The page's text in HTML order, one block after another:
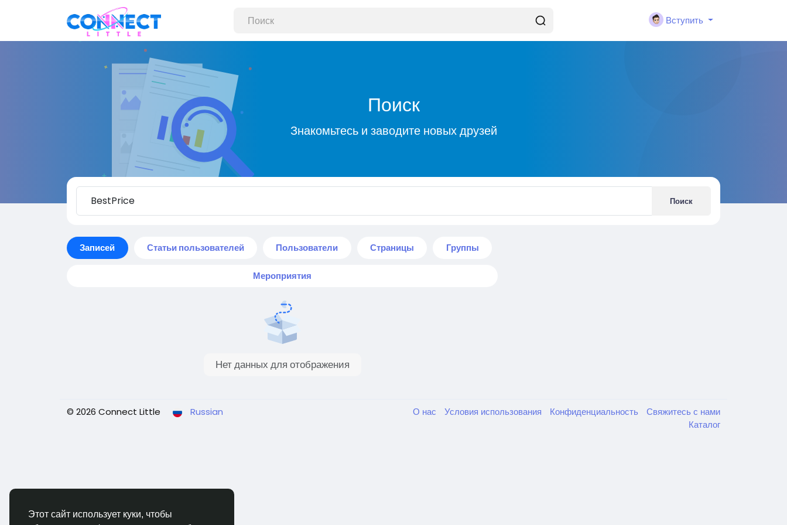
Этот сайт использует куки, чтобы
Вступить
Поиск
Знакомьтесь и заводите новых друзей
Поиск
Записей Статьи пользователей Пользователи Страницы Группы
Мероприятия
Нет данных для отображения
© 2026 Connect Little Russian О нас Условия использования Конфиденциальность
Свяжитесь с нами
Каталог